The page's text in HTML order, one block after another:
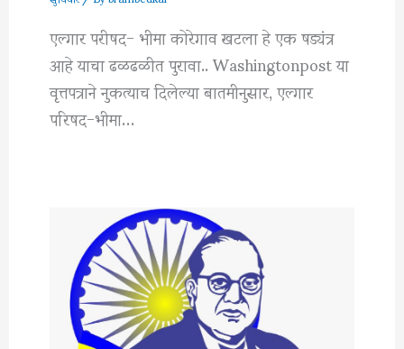
एल्गार परीषद- भीमा कोरेगाव खटला हे एक षड्यंत्र
आहे याचा ढळढळीत पुरावा.. Washingtonpost या
वृत्तपत्राने नुकत्याच दिलेल्या बातमीनुसार, एल्गार
परिषद-भीमा…